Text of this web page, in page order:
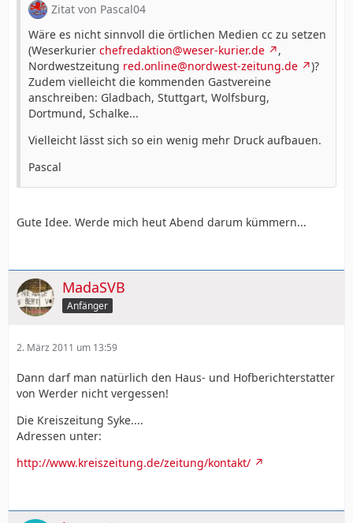
Zitat von Pascal04
Wäre es nicht sinnvoll die örtlichen Medien cc zu setzen
(Weserkurier chefredaktion@weser-kurier.de
,
Nordwestzeitung red.online@nordwest-zeitung.de
)?
Zudem vielleicht die kommenden Gastvereine
anschreiben: Gladbach, Stuttgart, Wolfsburg,
Dortmund, Schalke...
Vielleicht lässt sich so ein wenig mehr Druck aufbauen.
Pascal
Gute Idee. Werde mich heut Abend darum kümmern...
MadaSVB
Anfänger
2. März 2011 um 13:59
Dann darf man natürlich den Haus- und Hofberichterstatter
von Werder nicht vergessen!
Die Kreiszeitung Syke....
Adressen unter:
http://www.kreiszeitung.de/zeitung/kontakt/